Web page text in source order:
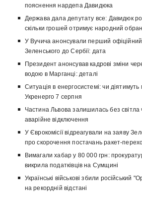
пояснення нардепа Давидюка
Держава дала депутату все: Давидюк
скільки грошей отримує народний
У Вучича анонсували перший офіційний
Зеленського до Сербії: дата
Президент анонсував кадрові зміни
водою в Марганці: деталі
Ситуація в енергосистемі: чи діятимуть
Укренерго 7 серпня
Частина Львова залишилась без світла
аварійне відключення
У Єврокомісії відреагували на заяву
про скорочення постачань ракет-
Вимагали хабар у 80 000 грн:
викрила податківців на Сумщині
Українські військові збили російський
на рекордній відстані